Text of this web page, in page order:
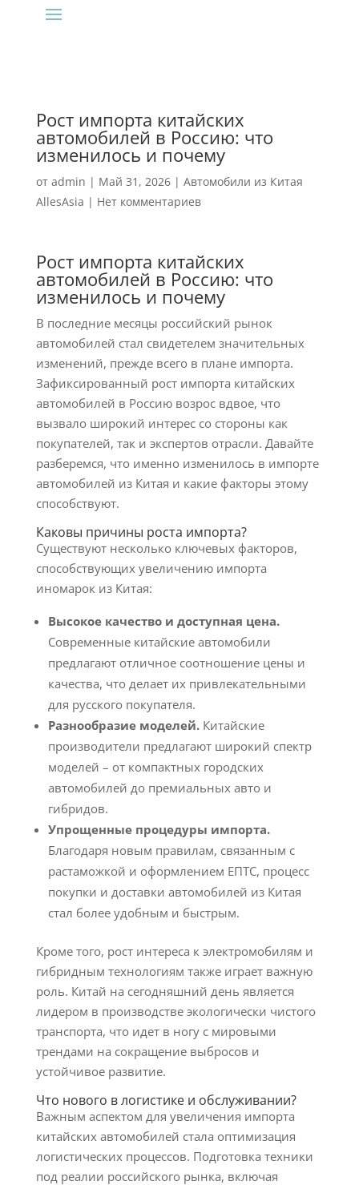
Рост импорта китайских
автомобилей в Россию: что
изменилось и почему
от admin | Май 31, 2026| Автомобили из Китая
AllesAsia | Нет комментариев
Рост импорта китайских
автомобилей в Россию: что
изменилось и почему
В последние месяцы российский рынок
автомобилей стал свидетелем значительных
изменений, прежде всего в плане импорта.
Зафиксированный рост импорта китайских
автомобилей в Россию возрос вдвое, что
вызвало широкий интерес со стороны как
покупателей, так и экспертов отрасли. Давайте
разберемся, что именно изменилось в импорте
автомобилей из Китая и какие факторы этому
способствуют.
Каковы причины роста импорта?
Существуют несколько ключевых факторов,
способствующих увеличению импорта
иномарок из Китая:
Высокое качество и доступная цена.
Современные китайские автомобили
предлагают отличное соотношение цены и
качества, что делает их привлекательными
для русского покупателя.
Разнообразие моделей.Китайские
производители предлагают широкий спектр
моделей – от компактных городских
автомобилей до премиальных авто и
гибридов.
Упрощенные процедуры импорта.
Благодаря новым правилам, связанным с
растаможкой и оформлением ЕПТС, процесс
покупки и доставки автомобилей из Китая
стал более удобным и быстрым.
Кроме того, рост интереса к электромобилям и
гибридным технологиям также играет важную
роль. Китай на сегодняшний день является
лидером в производстве экологически чистого
транспорта, что идет в ногу с мировыми
трендами на сокращение выбросов и
устойчивое развитие.
Что нового в логистике и обслуживании?
Важным аспектом для увеличения импорта
китайских автомобилей стала оптимизация
логистических процессов. Подготовка техники
под реалии российского рынка, включая